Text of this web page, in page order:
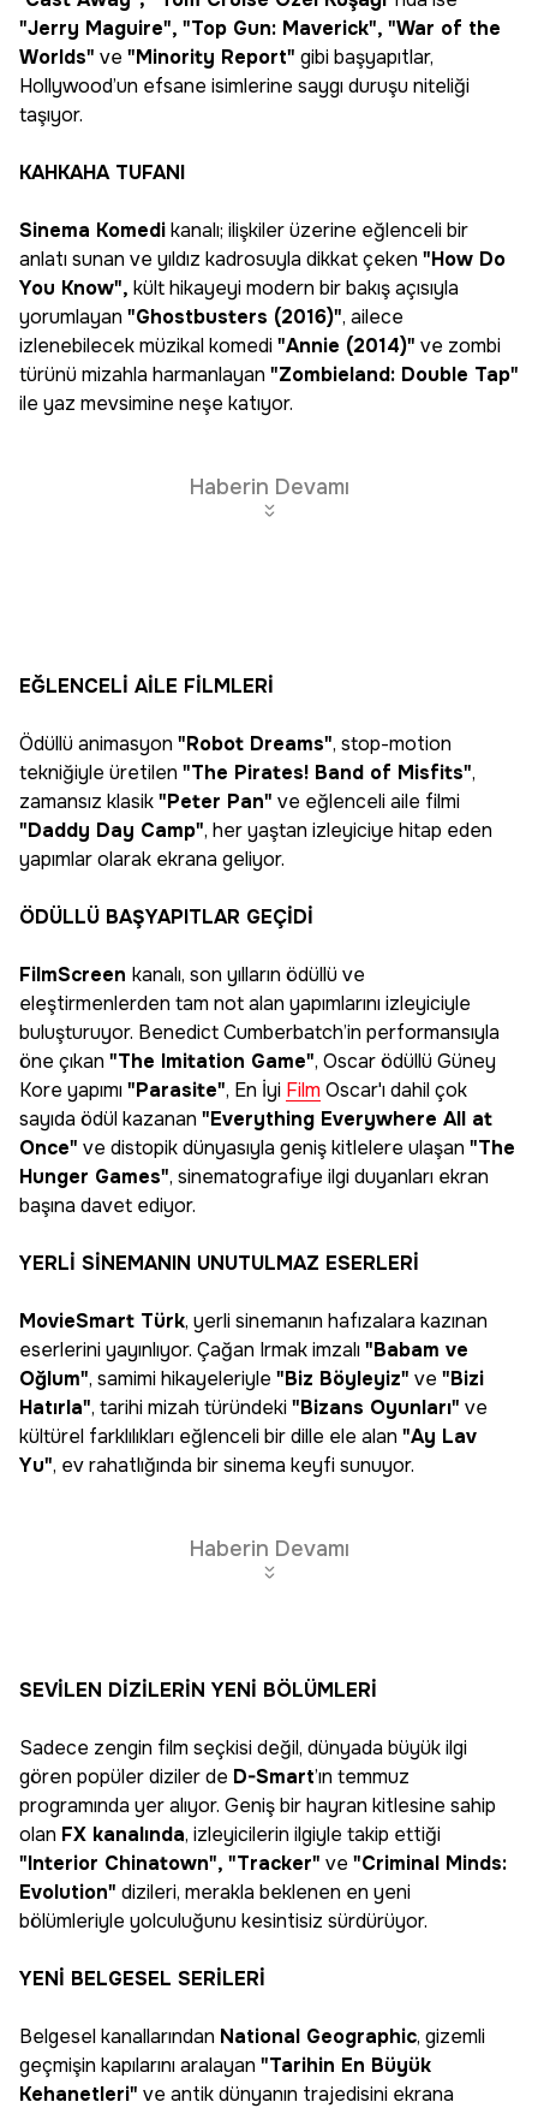
"Jerry Maguire", "Top Gun: Maverick", "War of the
Worlds" ve "Minority Report" gibi başyapıtlar,
Hollywood’un efsane isimlerine saygı duruşu niteliği
taşıyor.
KAHKAHA TUFANI
Sinema Komedikanalı; ilişkiler üzerine eğlenceli bir
anlatı sunan ve yıldız kadrosuyla dikkat çeken "How Do
You Know", kült hikayeyi modern bir bakış açısıyla
yorumlayan "Ghostbusters (2016)", ailece
izlenebilecek müzikal komedi"Annie (2014)" ve zombi
türünü mizahla harmanlayan "Zombieland: Double Tap"
ile yaz mevsimine neşe katıyor.
Haberin Devamı
EĞLENCELİ AİLE FİLMLERİ
Ödüllü animasyon "Robot Dreams", stop-motion
tekniğiyle üretilen "The Pirates! Band of Misfits",
zamansız klasik"Peter Pan" ve eğlenceli aile filmi
"Daddy Day Camp", her yaştan izleyiciye hitap eden
yapımlar olarak ekrana geliyor.
ÖDÜLLÜ BAŞYAPITLAR GEÇİDİ
FilmScreen kanalı, son yılların ödüllü ve
eleştirmenlerden tam not alan yapımlarını izleyiciyle
buluşturuyor. Benedict Cumberbatch’in performansıyla
öne çıkan "The Imitation Game", Oscar ödüllü Güney
Kore yapımı"Parasite", En İyi Film Oscar'ı dahil çok
sayıda ödül kazanan "Everything Everywhere All at
Once" ve distopik dünyasıyla geniş kitlelere ulaşan "The
Hunger Games", sinematografiye ilgi duyanları ekran
başına davet ediyor.
YERLİ SİNEMANIN UNUTULMAZ ESERLERİ
MovieSmart Türk, yerli sinemanın hafızalara kazınan
eserlerini yayınlıyor. Çağan Irmak imzalı"Babam ve
Oğlum", samimi hikayeleriyle "Biz Böyleyiz" ve "Bizi
Hatırla", tarihi mizah türündeki"Bizans Oyunları" ve
kültürel farklılıkları eğlenceli bir dille ele alan "Ay Lav
Yu", ev rahatlığında bir sinema keyfi sunuyor.
Haberin Devamı
SEVİLEN DİZİLERİN YENİ BÖLÜMLERİ
Sadece zengin film seçkisi değil, dünyada büyük ilgi
gören popüler diziler de D-Smart’ın temmuz
programında yer alıyor. Geniş bir hayran kitlesine sahip
olan FX kanalında, izleyicilerin ilgiyle takip ettiği
"Interior Chinatown", "Tracker" ve "Criminal Minds:
Evolution" dizileri, merakla beklenen en yeni
bölümleriyle yolculuğunu kesintisiz sürdürüyor.
YENİ BELGESEL SERİLERİ
Belgesel kanallarından National Geographic, gizemli
geçmişin kapılarını aralayan "Tarihin En Büyük
Kehanetleri" ve antik dünyanın trajedisini ekrana